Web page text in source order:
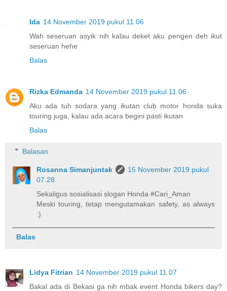
Ida 14 November 2019 pukul 11.06
Wah seseruan asyik nih kalau deket aku pengen deh ikut
seseruan hehe
Balas
Rizka Edmanda 14 November 2019 pukul 11.06
Aku ada tuh sodara yang ikutan club motor honda suka
touring juga, kalau ada acara begini pasti ikutan
Balas
Balasan
Rosanna Simanjuntak
15 November 2019 pukul
07.28
Sekaligus sosialisasi slogan Honda #Cari_Aman
Meski touring, tetap mengutamakan safety, as always
:)
Balas
Lidya Fitrian 14 November 2019 pukul 11.07
Bakal ada di Bekasi ga nih mbak event Honda bikers day?